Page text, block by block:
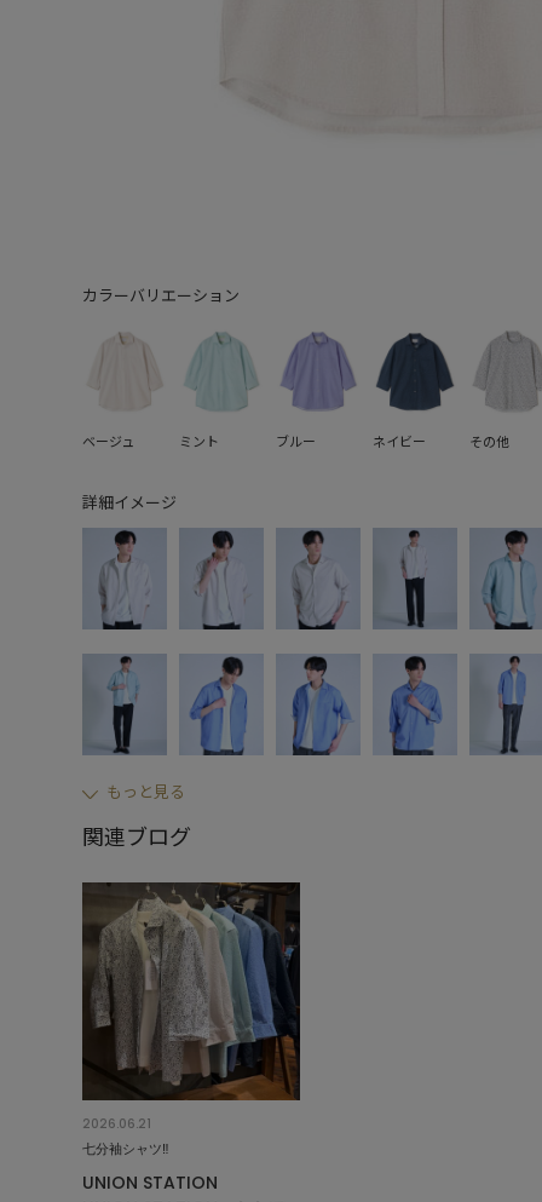
カラーバリエーション
ベージュ ミント ブルー ネイビー その他
詳細イメージ
もっと見る
関連ブログ
2026.06.21
七分袖シャツ‼︎
UNION STATION